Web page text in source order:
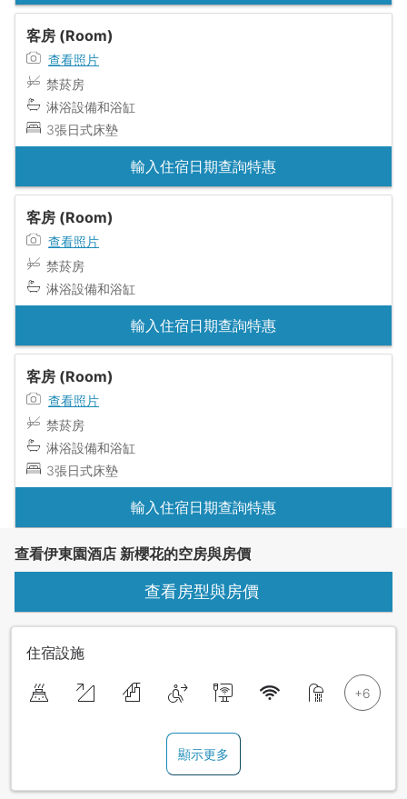
客房 (Room)
查看照片
禁菸房
淋浴設備和浴缸
3張日式床墊
輸入住宿日期查詢特惠
客房 (Room)
查看照片
禁菸房
淋浴設備和浴缸
輸入住宿日期查詢特惠
客房 (Room)
查看照片
禁菸房
淋浴設備和浴缸
3張日式床墊
輸入住宿日期查詢特惠
查看伊東園酒店 新櫻花的空房與房價
查看房型與房價
住宿設施
顯示更多